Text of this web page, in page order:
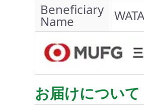
Beneficiary
Name
お届けについて